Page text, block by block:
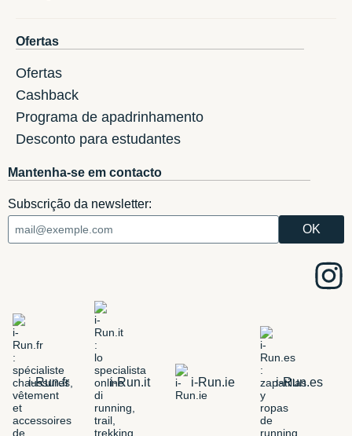
Ofertas
Ofertas
Cashback
Programa de apadrinhamento
Desconto para estudantes
Mantenha-se em contacto
Subscrição da newsletter:
i-Run.fr i-Run.it i-Run.ie i-Run.es